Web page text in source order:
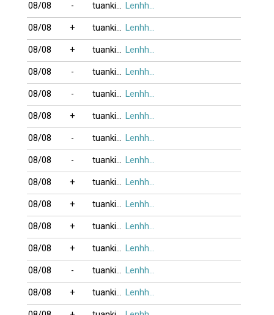
08/08 - tuankim Lenhho_xung
08/08 + tuankim Lenhho_xung
08/08 + tuankim Lenhho_xung
08/08 - tuankim Lenhho_xung
08/08 - tuankim Lenhho_xung
08/08 + tuankim Lenhho_xung
08/08 - tuankim Lenhho_xung
08/08 - tuankim Lenhho_xung
08/08 + tuankim Lenhho_xung
08/08 + tuankim Lenhho_xung
08/08 + tuankim Lenhho_xung
08/08 + tuankim Lenhho_xung
08/08 - tuankim Lenhho_xung
08/08 + tuankim Lenhho_xung